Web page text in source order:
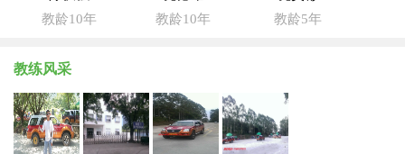
教龄10年
教龄10年
教龄5年
教练风采